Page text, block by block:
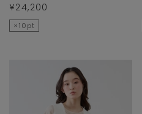
¥24,200
×10pt